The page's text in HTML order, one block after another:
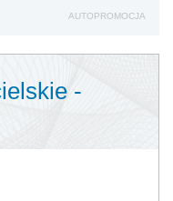
AUTOPROMOCJA
-